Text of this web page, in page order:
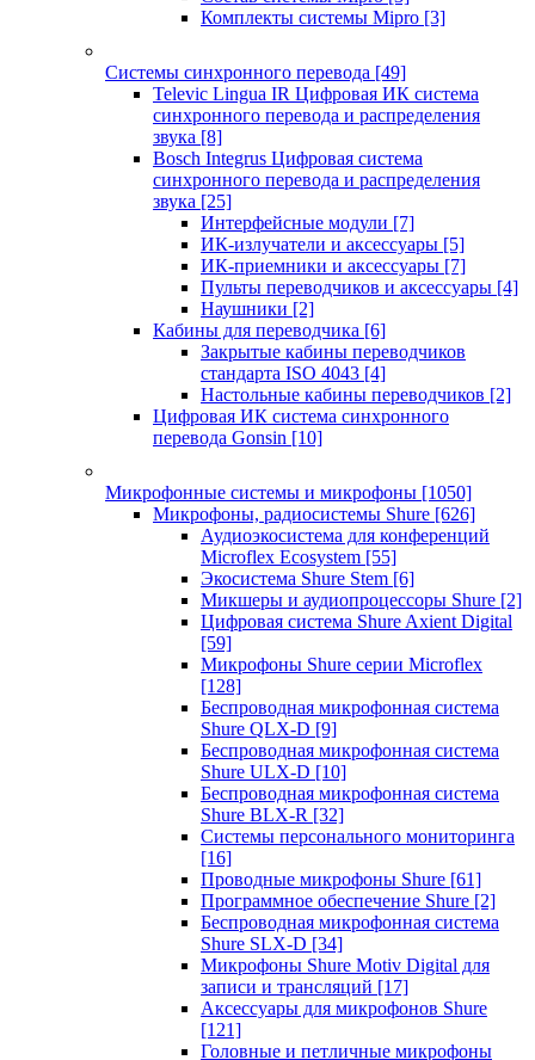
Комплекты системы Mipro [3]
Системы синхронного перевода [49]
Televic Lingua IR Цифровая ИК система
синхронного перевода и распределения
звука [8]
Bosch Integrus Цифровая система
синхронного перевода и распределения
звука [25]
Интерфейсные модули [7]
ИК-излучатели и аксессуары [5]
ИК-приемники и аксессуары [7]
Пульты переводчиков и аксессуары [4]
Наушники [2]
Кабины для переводчика [6]
Закрытые кабины переводчиков
стандарта ISO 4043 [4]
Настольные кабины переводчиков [2]
Цифровая ИК система синхронного
перевода Gonsin [10]
Микрофонные системы и микрофоны [1050]
Микрофоны, радиосистемы Shure [626]
Аудиоэкосистема для конференций
Microflex Ecosystem [55]
Экосистема Shure Stem [6]
Микшеры и аудиопроцессоры Shure [2]
Цифровая система Shure Axient Digital
[59]
Микрофоны Shure серии Microflex
[128]
Беспроводная микрофонная система
Shure QLX-D [9]
Беспроводная микрофонная система
Shure ULX-D [10]
Беспроводная микрофонная система
Shure BLX-R [32]
Системы персонального мониторинга
[16]
Проводные микрофоны Shure [61]
Программное обеспечение Shure [2]
Беспроводная микрофонная система
Shure SLX-D [34]
Микрофоны Shure Motiv Digital для
записи и трансляций [17]
Аксессуары для микрофонов Shure
[121]
Головные и петличные микрофоны